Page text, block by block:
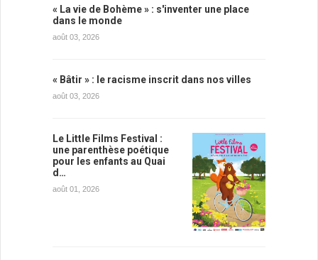
« La vie de Bohème » : s'inventer une place
dans le monde
août 03, 2026
« Bâtir » : le racisme inscrit dans nos villes
août 03, 2026
Le Little Films Festival :
une parenthèse poétique
pour les enfants au Quai
d…
août 01, 2026